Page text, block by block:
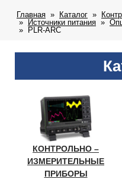
Главная Каталог
Источники питания
PLR-ARC
КОНТРОЛЬНО –
ИЗМЕРИТЕЛЬНЫЕ
ПРИБОРЫ